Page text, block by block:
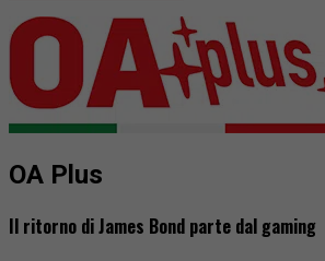
OA Plus
Il ritorno di James Bond parte dal gaming